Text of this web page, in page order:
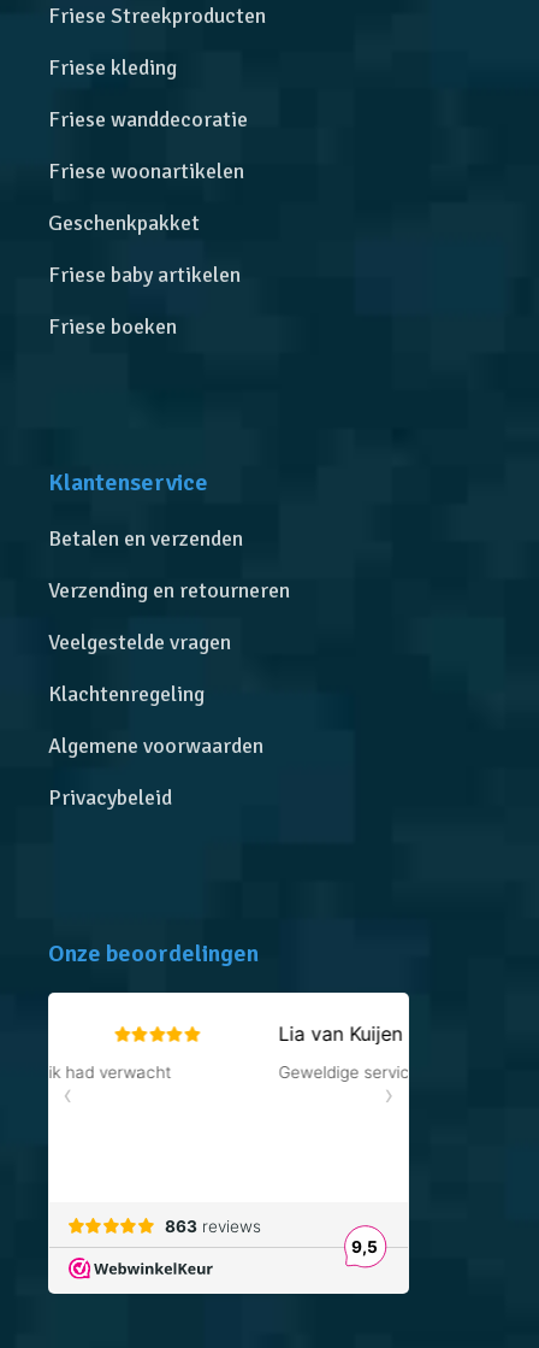
Friese Streekproducten
Friese kleding
Friese wanddecoratie
Friese woonartikelen
Geschenkpakket
Friese baby artikelen
Friese boeken
Klantenservice
Betalen en verzenden
Verzending en retourneren
Veelgestelde vragen
Klachtenregeling
Algemene voorwaarden
Privacybeleid
Onze beoordelingen